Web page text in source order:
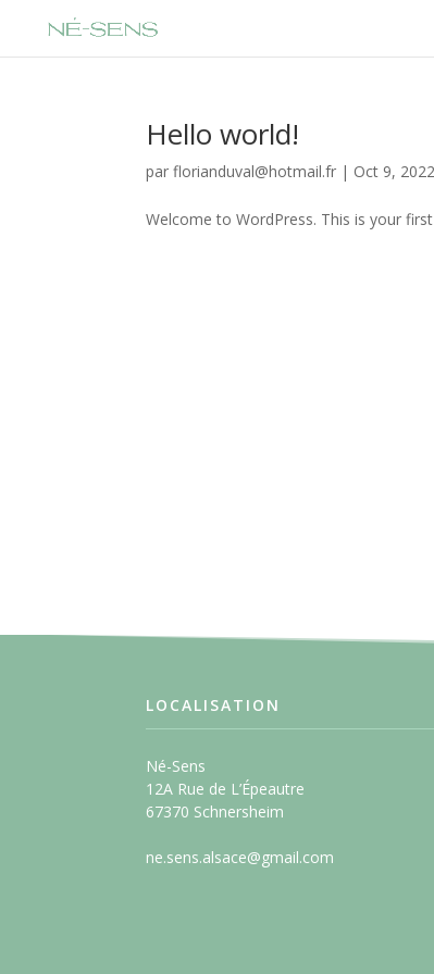
Hello world!
parflorianduval@hotmail.fr | Oct 9, 2022
Welcome to WordPress. This is your
LOCALISATION
Né-Sens
12A Rue de L’Épeautre
67370 Schnersheim
ne.sens.alsace@gmail.com